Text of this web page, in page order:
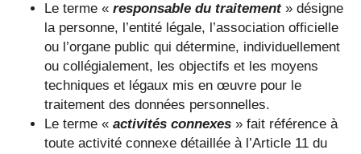
Le terme « responsable du traitement» désigne
la personne, l’entité légale, l’association officielle
ou l’organe public qui détermine, individuellement
ou collégialement, les objectifs et les moyens
techniques et légaux mis en œuvre pour le
traitement des données personnelles.
Le terme « activités connexes » fait référence à
toute activité connexe détaillée à l’Article 11 du